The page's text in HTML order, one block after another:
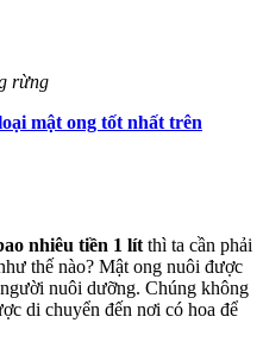
rừng
mật ong tốt nhất trên
nhiêu tiền 1 lít thì ta cần phải
thế nào? Mật ong nuôi được
nuôi dưỡng. Chúng không
di chuyển đến nơi có hoa để